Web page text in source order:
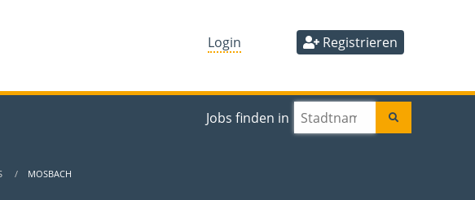
Login Registrieren
Jobs finden in
MOSBACH